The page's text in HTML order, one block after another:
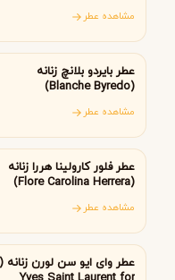
مشاهده عطر
عطر بایردو بلانچ زنانه
(Blanche Byredo)
مشاهده عطر
عطر فلور کارولینا هررا زنانه
(Flore Carolina Herrera)
مشاهده عطر